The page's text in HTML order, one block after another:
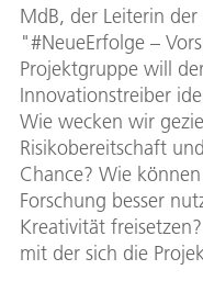
MdB, der Leiterin
"#NeueErfolge –
Projektgruppe will
Innovationstreiber
Wie wecken wir
Risikobereitschaft
Chance? Wie
Forschung besser
Kreativität
mit der sich die